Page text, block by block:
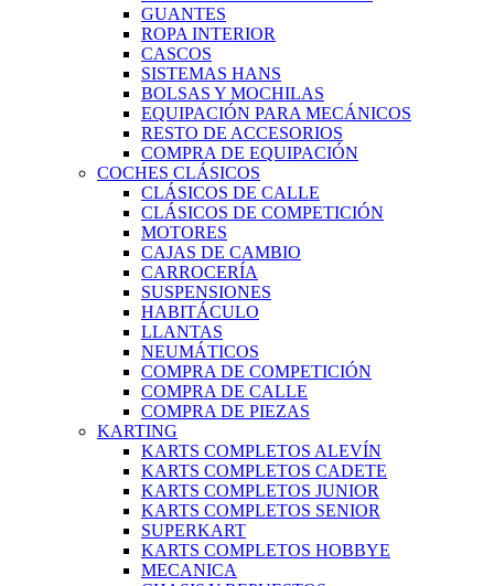
GUANTES
ROPA INTERIOR
CASCOS
SISTEMAS HANS
BOLSAS Y MOCHILAS
EQUIPACIÓN PARA MECÁNICOS
RESTO DE ACCESORIOS
COMPRA DE EQUIPACIÓN
COCHES CLÁSICOS
CLÁSICOS DE CALLE
CLÁSICOS DE COMPETICIÓN
MOTORES
CAJAS DE CAMBIO
CARROCERÍA
SUSPENSIONES
HABITÁCULO
LLANTAS
NEUMÁTICOS
COMPRA DE COMPETICIÓN
COMPRA DE CALLE
COMPRA DE PIEZAS
KARTING
KARTS COMPLETOS ALEVÍN
KARTS COMPLETOS CADETE
KARTS COMPLETOS JUNIOR
KARTS COMPLETOS SENIOR
SUPERKART
KARTS COMPLETOS HOBBYE
MECANICA